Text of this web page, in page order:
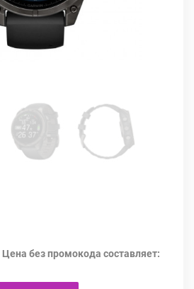
Цена без промокода составляет: